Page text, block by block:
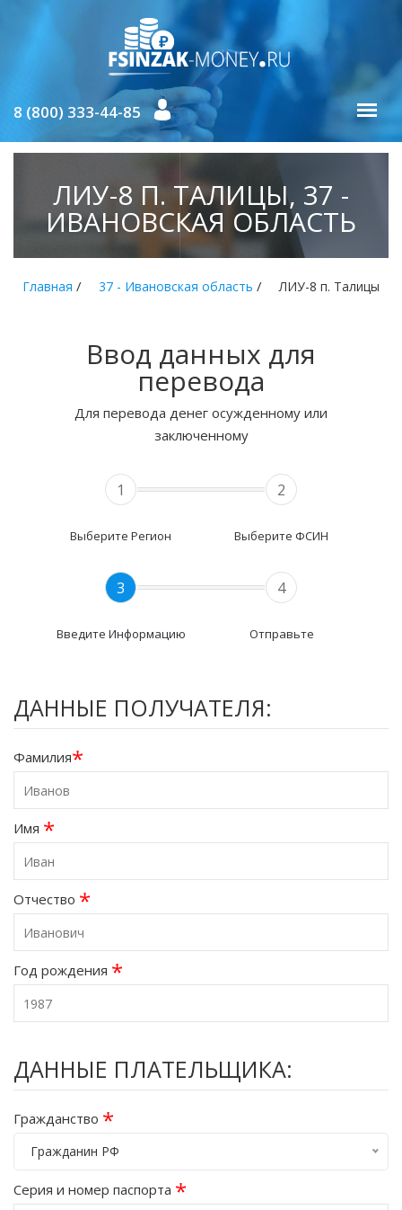
8 (800) 333-44-85
ЛИУ-8 П. ТАЛИЦЫ, 37 -
ИВАНОВСКАЯ ОБЛАСТЬ
Главная / 37 - Ивановская область / ЛИУ-8 п. Талицы
Ввод данных для
перевода
Для перевода денег осужденному или
заключенному
1
Выберите Регион
2
Выберите ФСИН
3
Введите Информацию
4
Отправьте
ДАННЫЕ ПОЛУЧАТЕЛЯ:
Фамилия*
Имя *
Отчество *
Год рождения *
ДАННЫЕ ПЛАТЕЛЬЩИКА:
Гражданство *
Гражданин РФ
Серия и номер паспорта *